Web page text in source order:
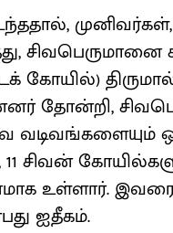
சிவபெருமானை
கோயில்)
தோன்றி,
வடிவங்களையும்
சிவன்
உள்ளார்.
ஐதீகம்.